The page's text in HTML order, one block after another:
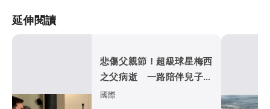
延伸閱讀
悲傷父親節！超級球星梅西
之父病逝 一路陪伴兒子闖
蕩足壇
國際